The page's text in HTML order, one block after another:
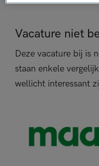
Vacature niet
Deze vacature bij is
staan enkele
wellicht interessant